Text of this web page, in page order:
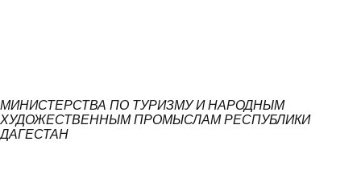
МИНИСТЕРСТВА ПО ТУРИЗМУ И НАРОДНЫМ
ХУДОЖЕСТВЕННЫМ ПРОМЫСЛАМ РЕСПУБЛИКИ
ДАГЕСТАН